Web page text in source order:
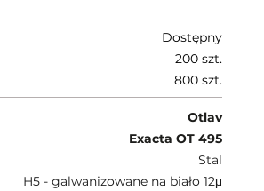
Dostępny
200 szt.
800 szt.
Otlav
Exacta OT 495
Stal
H5 - galwanizowane na biało 12μ